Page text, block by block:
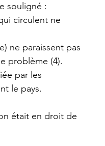
souligné :
circulent ne
ne paraissent pas
problème (4).
par les
le pays.
était en droit de